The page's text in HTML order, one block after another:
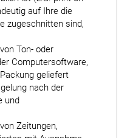
auf Ihre die
zugeschnitten sind,
Ton- oder
Computersoftware,
geliefert
nach der
und
Zeitungen,